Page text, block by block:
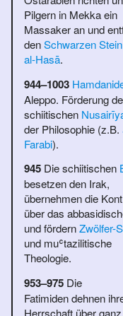
Pilgern in Mekka ein
Massaker an und
denSchwarzen Stein
al-Hasā.
944–1003
Aleppo. Förderung
schiitischen
der Philosophie (z.B.
Farabi).
945Die schiitischen
besetzen den Irak,
übernehmen die
über das
und fördernZwölfer-
und muʿtazilitische
Theologie.
953–975Die
Fatimiden dehnen
Herrschaft über ganz